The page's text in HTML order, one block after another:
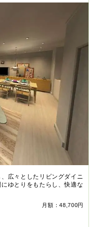
広々としたリビングダイニ
ゆとりをもたらし、快適な
月額：48,700円